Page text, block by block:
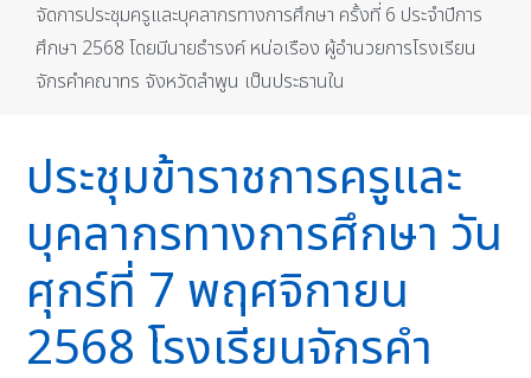
จัดการประชุมครูและบุคลากรทางการศึกษา ครั้งที่ 6 ประจำปีการ
ศึกษา 2568 โดยมีนายธำรงค์ หน่อเรือง ผู้อำนวยการโรงเรียน
จักรคำคณาทร จังหวัดลำพูน เป็นประธานใน
ประชุมข้าราชการครูและ
บุคลากรทางการศึกษา วัน
ศุกร์ที่ 7 พฤศจิกายน
2568 โรงเรียนจักรคำ